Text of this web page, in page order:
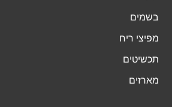
בשמים
מפיצי ריח
תכשיטים
מארזים